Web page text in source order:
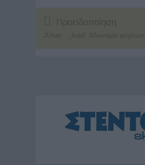
Προειδοποίηση
JUser: :_load: Αδυναμία